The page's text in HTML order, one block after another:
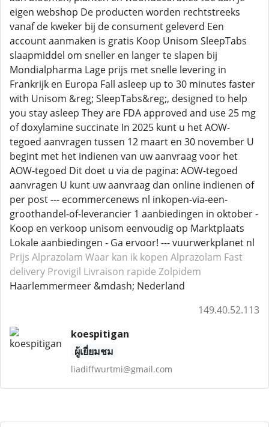
eigen webshop De producten worden rechtstreeks
vanaf de kweker bij de consument geleverd Een
account aanmaken is gratis Koop Unisom SleepTabs
slaapmiddel om sneller en langer te slapen bij
Mondialpharma Lage prijs met snelle levering in
Frankrijk en Europa Fall asleep up to 30 minutes faster
with Unisom &reg; SleepTabs&reg;, designed to help
you stay asleep They are FDA approved and use 25 mg
of doxylamine succinate In 2025 kunt u het AOW-
tegoed aanvragen tussen 12 maart en 30 november U
begint met het indienen van uw aanvraag voor het
AOW-tegoed Dit doet u via de pagina: AOW-tegoed
aanvragen U kunt uw aanvraag dan online indienen of
per post --- ecommercenews nl inkopen-via-een-
groothandel-of-leverancier 1 aanbiedingen in oktober -
Koop en verkoop unisom eenvoudig op Marktplaats
Lokale aanbiedingen - Ga ervoor! --- vuurwerkplanet nl
Prijs Alprazolam Waar kan ik kopen Alprazolam Fast
delivery Provigil Livraison rapide Zolpidem
Haarlemmermeer &mdash; Nederland
149.40.52.113
koespitigan
ผู้เยี่ยมชม
liadiffwurtmi@gmail.com